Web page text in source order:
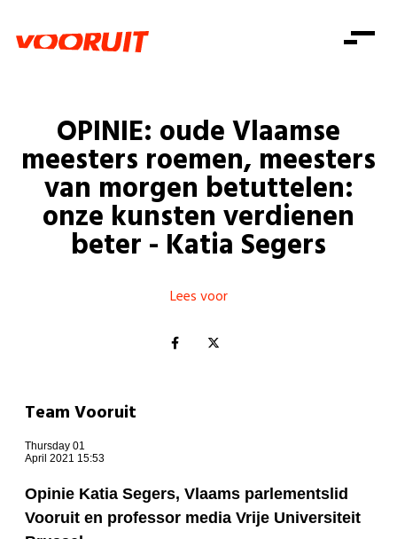
Zorg
Gelijke kansen
Welzijn
Consumentenbescherming
Pensioenen
Onze mensen
Standpunten
Vacatures
Doe mee
Doe mee
Word lid
Mis niets
Shop
Zoeken
Login
Login
Doe mee
OPINIE: oude Vlaamse
meesters roemen, meesters
van morgen betuttelen:
onze kunsten verdienen
beter - Katia Segers
Lees voor
Team Vooruit
Thursday 01
April 2021 15:53
Opinie Katia Segers, Vlaams parlementslid
Vooruit en professor media Vrije Universiteit